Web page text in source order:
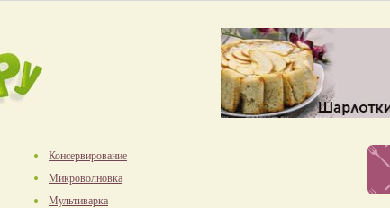
Консервирование
Микроволновка
Мультиварка